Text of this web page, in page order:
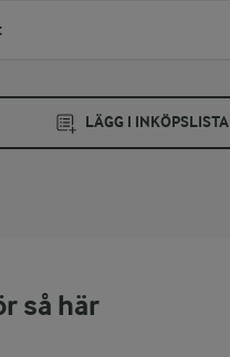
LÄGG I INKÖPSLISTA
så här